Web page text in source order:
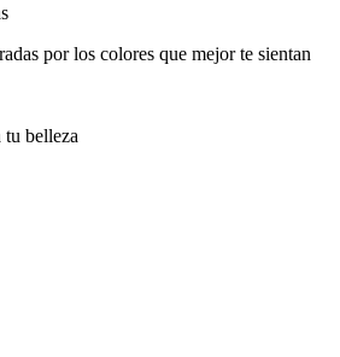
por los colores que mejor te sientan
tu belleza